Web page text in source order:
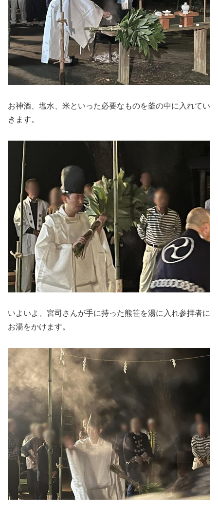
お神酒、塩水、米といった必要なものを釜の中に入れてい
きます。
いよいよ、宮司さんが手に持った熊笹を湯に入れ参拝者に
お湯をかけます。